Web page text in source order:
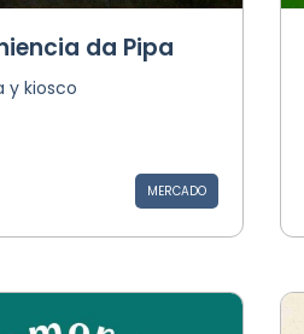
da Pipa
y kiosco
MERCADO